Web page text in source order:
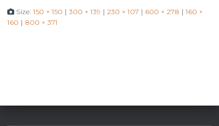
Size:150 × 150 | 300 × 139 | 230 × 107 | 600 × 278 | 160 ×
160 | 800 × 371